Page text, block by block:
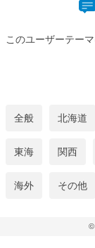
このユーザーテー
全般 北海道
東海 関西
海外 その他
©